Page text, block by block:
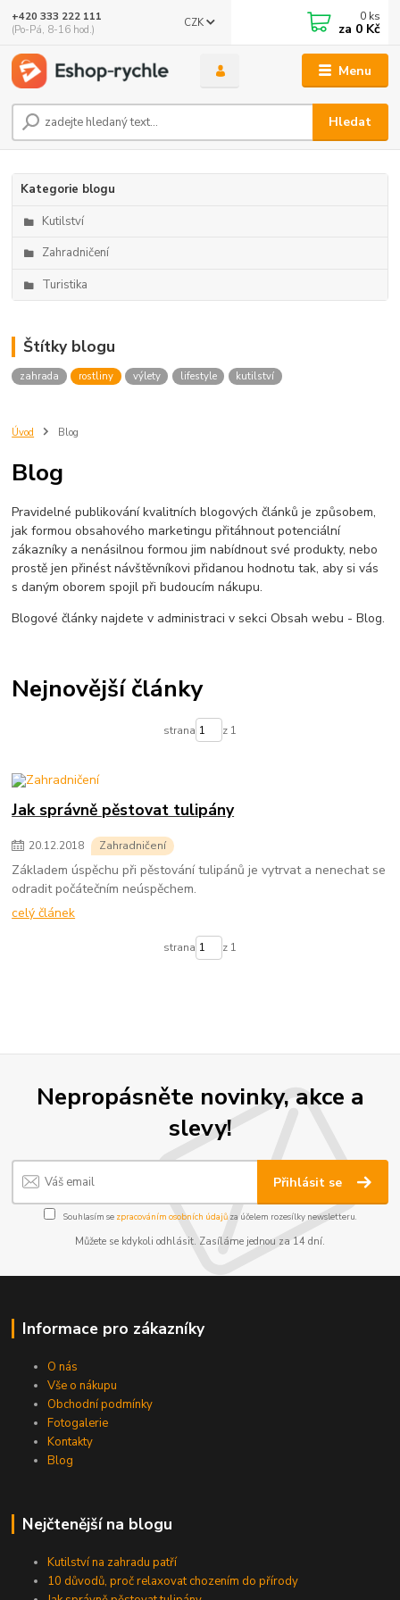
Menu
CZK
Hledat
+420 333 222 111
(Po-Pá, 8-16 hod.)
0 ks
za 0 Kč
Kategorie blogu
Kutilství
Zahradničení
Turistika
Štítky blogu
zahrada rostliny výlety lifestyle kutilství
Úvod Blog
Blog
Pravidelné publikování kvalitních blogových článků je způsobem,
jak formou obsahového marketingu přitáhnout potenciální
zákazníky a nenásilnou formou jim nabídnout své produkty, nebo
prostě jen přinést návštěvníkovi přidanou hodnotu tak, aby si vás
s daným oborem spojil při budoucím nákupu.
Blogové články najdete v administraci v sekci Obsah webu - Blog.
Nejnovější články
strana z 1
Jak správně pěstovat tulipány
20.12.2018 Zahradničení
Základem úspěchu při pěstování tulipánů je vytrvat a nenechat se
odradit počátečním neúspěchem.
celý článek
strana z 1
Nepropásněte novinky, akce a
slevy!
Přihlásit se
Souhlasím se zpracováním osobních údajůza účelem rozesílky newsletteru.
Můžete se kdykoli odhlásit. Zasíláme jednou za 14 dní.
Informace pro zákazníky
O nás
Vše o nákupu
Obchodní podmínky
Fotogalerie
Kontakty
Blog
Nejčtenější na blogu
Kutilství na zahradu patří
10 důvodů, proč relaxovat chozením do přírody
🤖 Eshop-rychle AI Chatbot
DEMO ukázka integrace Chaterimo do platformy eshop-
Kontakty